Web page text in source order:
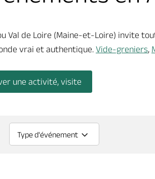
Val de Loire (Maine-et-Loire) invite
vrai et authentique.Vide-greniers,
une activité, visite
Type d'événement